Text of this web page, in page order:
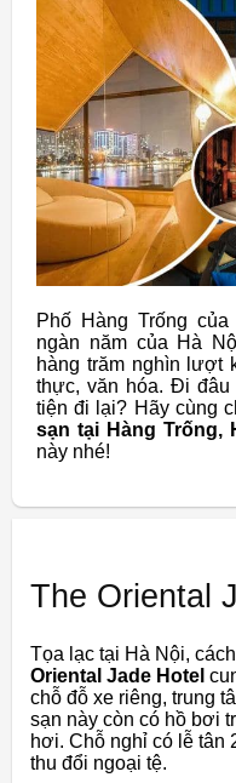
Phố Hàng Trống
ngàn năm của Hà
hàng trăm nghìn lượt
thực, văn hóa. Đi
tiện đi lại? Hãy cùng
sạn tại Hàng Trống,
này nhé!
The Oriental
Tọa lạc tại Hà Nội,
Oriental Jade Hotel
chỗ đỗ xe riêng, trung
sạn này còn có hồ bơi
hơi. Chỗ nghỉ có lễ tân
thu đổi ngoại tệ.